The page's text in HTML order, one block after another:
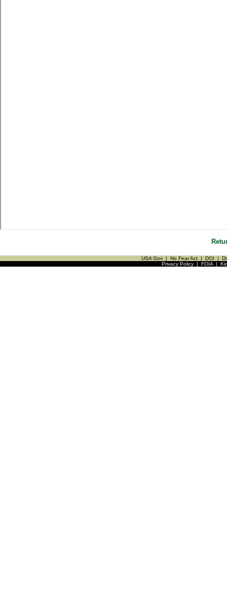
USA Gov | No Fear Act | DOI |
Privacy Policy| FOIA|